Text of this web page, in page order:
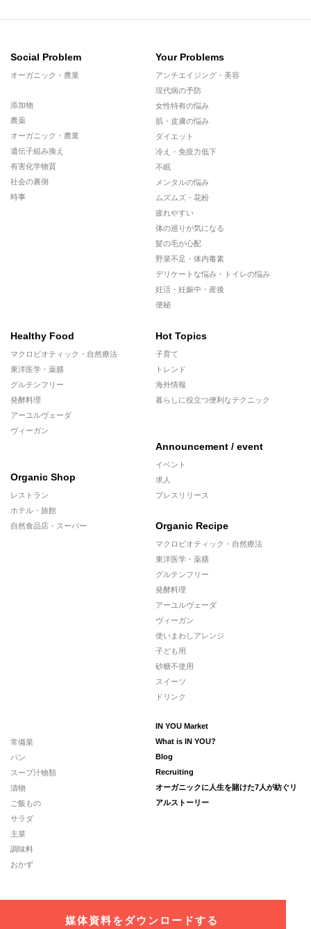
Social Problem
オーガニック・農業
添加物
農薬
オーガニック・農業
遺伝子組み換え
有害化学物質
社会の裏側
時事
Your Problems
アンチエイジング・美容
現代病の予防
女性特有の悩み
肌・皮膚の悩み
ダイエット
冷え・免疫力低下
不眠
メンタルの悩み
ムズムズ・花粉
疲れやすい
体の巡りが気になる
髪の毛が心配
野菜不足・体内毒素
デリケートな悩み・トイレの悩み
妊活・妊娠中・産後
便秘
Healthy Food
マクロビオティック・自然療法
東洋医学・薬膳
グルテンフリー
発酵料理
アーユルヴェーダ
ヴィーガン
Organic Shop
レストラン
ホテル・旅館
自然食品店・スーパー
Hot Topics
子育て
トレンド
海外情報
暮らしに役立つ便利なテクニック
Announcement / event
イベント
求人
プレスリリース
Organic Recipe
マクロビオティック・自然療法
東洋医学・薬膳
グルテンフリー
発酵料理
アーユルヴェーダ
ヴィーガン
使いまわしアレンジ
子ども用
砂糖不使用
スイーツ
ドリンク
常備菜
パン
スープ汁物類
漬物
ご飯もの
サラダ
主菜
調味料
おかず
IN YOU Market
What is IN YOU?
Blog
Recruiting
オーガニックに人生を賭けた7人が紡ぐリ
アルストーリー
媒体資料をダウンロードする